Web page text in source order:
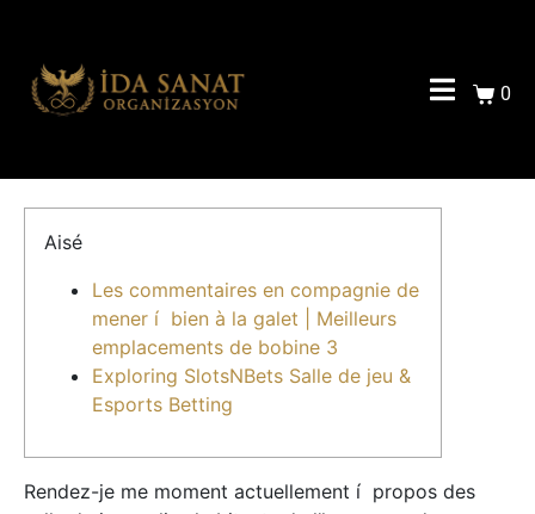
0
Aisé
Les commentaires en compagnie de
mener í bien à la galet | Meilleurs
emplacements de bobine 3
Exploring SlotsNBets Salle de jeu &
Esports Betting
Rendez-je me moment actuellement í propos des